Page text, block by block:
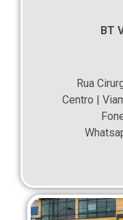
BT
Rua
Centro |